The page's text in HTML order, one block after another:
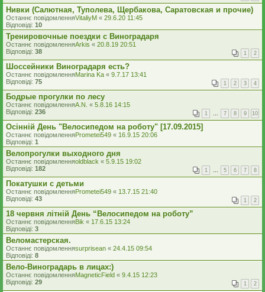
Нивки (Салютная, Туполева, Щербакова, Саратовская и прочие)
Останнє повідомленняVitaliyM « 29.6.20 11:45
Відповіді: 10
Тренировочные поездки с Виноградаря
Останнє повідомленняArkis « 20.8.19 20:51
Відповіді: 38 1 2
Шоссейники Виноградаря есть?
Останнє повідомленняMarina Ka « 9.7.17 13:41
Відповіді: 75 1 2 3 4
Бодрые прогулки по лесу
Останнє повідомленняA.N. « 5.8.16 14:15
Відповіді: 236 1 … 7 8 9 10
Осінній День "Велосипедом на роботу" [17.09.2015]
Останнє повідомленняPrometei549 « 16.9.15 20:06
Відповіді: 1
Велопрогулки выходного дня
Останнє повідомленняoldblack « 5.9.15 19:02
Відповіді: 182 1 … 5 6 7 8
Покатушки с детьми
Останнє повідомленняPrometei549 « 13.7.15 21:40
Відповіді: 43 1 2
18 червня літній День “Велосипедом на роботу”
Останнє повідомленняBik « 17.6.15 13:24
Відповіді: 3
Веломастерская.
Останнє повідомленняsurprisean « 24.4.15 09:54
Відповіді: 8
Вело-Виноградарь в лицах:)
Останнє повідомленняMagneticField « 9.4.15 12:23
Відповіді: 29 1 2